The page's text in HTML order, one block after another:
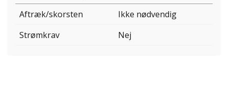
Aftræk/skorsten
Ikke nødvendig
Strømkrav
Nej